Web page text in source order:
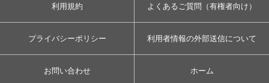
利用規約 よくあるご質問（有権者向け）
プライバシーポリシー 利用者情報の外部送信について
お問い合わせ ホーム